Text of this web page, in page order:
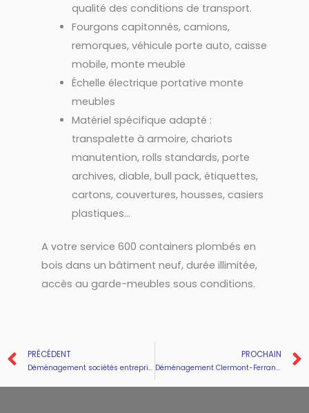
qualité des conditions de transport.
Fourgons capitonnés, camions,
remorques, véhicule porte auto, caisse
mobile, monte meuble
Échelle électrique portative monte
meubles
Matériel spécifique adapté :
transpalette à armoire, chariots
manutention, rolls standards, porte
archives, diable, bull pack, étiquettes,
cartons, couvertures, housses, casiers
plastiques…
A votre service 600 containers plombés en
bois dans un bâtiment neuf, durée illimitée,
accès au garde-meubles sous conditions.
Prev
PRÉCÉDENT
Déménagement sociétés entreprises 63 Puy-de-Dôme
PROCHAIN
Déménagement Clermont-Ferrand 63000 Puy-de-Dôme